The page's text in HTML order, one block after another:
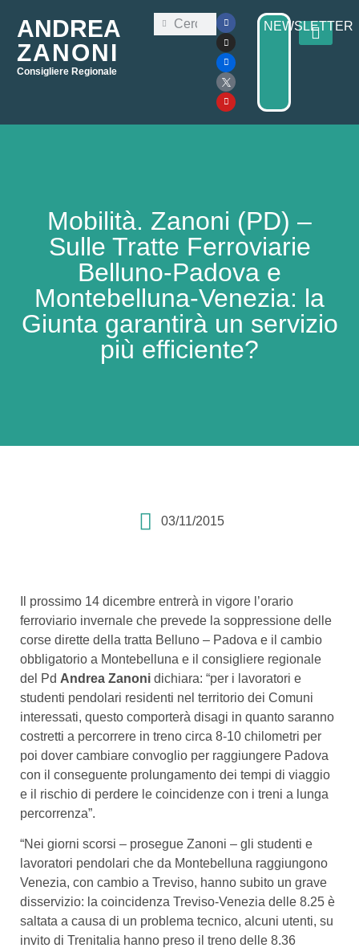
ANDREA
ZANONI
Consigliere Regionale
NEWSLETTER
Mobilità. Zanoni (PD) –
Sulle Tratte Ferroviarie
Belluno-Padova e
Montebelluna-Venezia: la
Giunta garantirà un servizio
più efficiente?
03/11/2015
Il prossimo 14 dicembre entrerà in vigore l’orario
ferroviario invernale che prevede la soppressione delle
corse dirette della tratta Belluno – Padova e il cambio
obbligatorio a Montebelluna e il consigliere regionale
del Pd Andrea Zanoni dichiara: “per i lavoratori e
studenti pendolari residenti nel territorio dei Comuni
interessati, questo comporterà disagi in quanto saranno
costretti a percorrere in treno circa 8-10 chilometri per
poi dover cambiare convoglio per raggiungere Padova
con il conseguente prolungamento dei tempi di viaggio
e il rischio di perdere le coincidenze con i treni a lunga
percorrenza”.
“Nei giorni scorsi – prosegue Zanoni – gli studenti e
lavoratori pendolari che da Montebelluna raggiungono
Venezia, con cambio a Treviso, hanno subito un grave
disservizio: la coincidenza Treviso-Venezia delle 8.25 è
saltata a causa di un problema tecnico, alcuni utenti, su
invito di Trenitalia hanno preso il treno delle 8.36